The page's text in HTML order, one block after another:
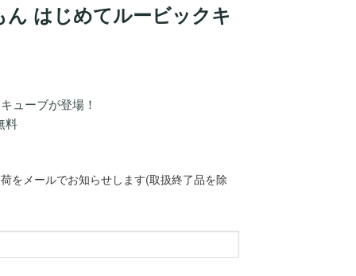
はじめてルービックキ
ューブが登場！
料
をメールでお知らせします(取扱終了品を除